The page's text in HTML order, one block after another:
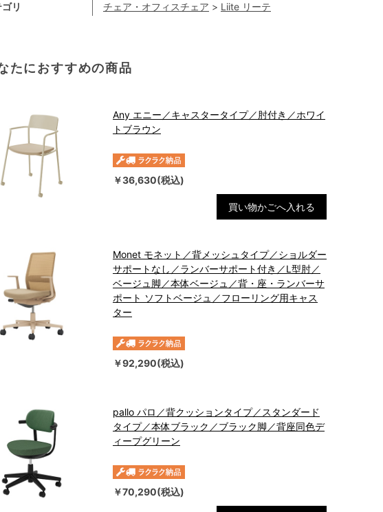
リ
チェア・オフィスチェア > Liite リーテ
たにおすすめの商品
Any エニー／キャスタータイプ／肘付き／ホワイ
トブラウン
￥36,630(税込)
買い物かごへ入れる
Monet モネット／背メッシュタイプ／ショルダー
サポートなし／ランバーサポート付き／L型肘／
ベージュ脚／本体ベージュ／背・座・ランバーサ
ポート ソフトベージュ／フローリング用キャス
ター
￥92,290(税込)
pallo パロ／背クッションタイプ／スタンダード
タイプ／本体ブラック／ブラック脚／背座同色デ
ィープグリーン
￥70,290(税込)